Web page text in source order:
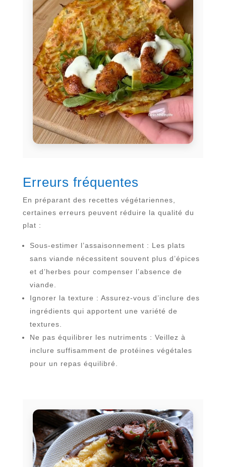
Erreurs fréquentes
En préparant des recettes végétariennes,
certaines erreurs peuvent réduire la qualité du
plat :
Sous-estimer l’assaisonnement : Les plats
sans viande nécessitent souvent plus d’épices
et d’herbes pour compenser l’absence de
viande.
Ignorer la texture : Assurez-vous d’inclure des
ingrédients qui apportent une variété de
textures.
Ne pas équilibrer les nutriments : Veillez à
inclure suffisamment de protéines végétales
pour un repas équilibré.